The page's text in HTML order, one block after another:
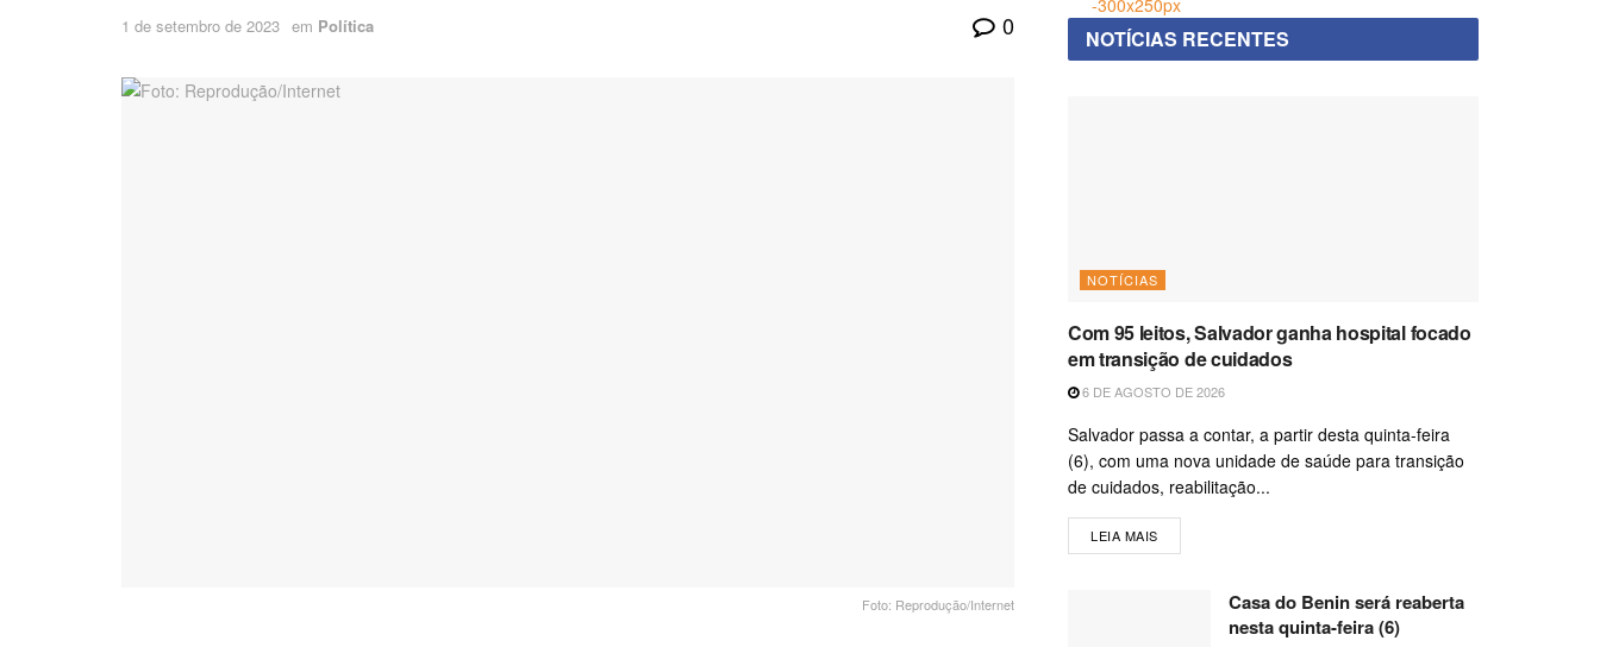
1 de setembro de 2023 em Política 0
Foto: Reprodução/Internet
NOTÍCIAS RECENTES
NOTÍCIAS
Com 95 leitos, Salvador ganha hospital focado
em transição de cuidados
6 DE AGOSTO DE 2026
Salvador passa a contar, a partir desta quinta-feira
(6), com uma nova unidade de saúde para transição
de cuidados, reabilitação...
LEIA MAIS
Casa do Benin será reaberta
nesta quinta-feira (6)